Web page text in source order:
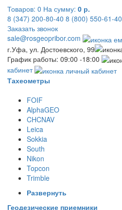
Товаров: 0 На сумму: 0 р.
8 (347) 200-80-40 8 (800) 550-61-40
Заказать звонок
sale@rosgeopribor.com
г.Уфа, ул. Достоевского, 99
График работы: 09:00 -18:00
кабинет
Тахеометры
FOIF
AlphaGEO
CHCNAV
Leica
Sokkia
South
Nikon
Topcon
Trimble
Развернуть
Геодезические приемники